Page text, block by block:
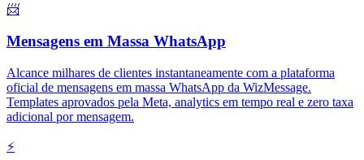
📨
Mensagens em Massa WhatsApp
Alcance milhares de clientes instantaneamente com a plataforma
oficial de mensagens em massa WhatsApp da WizMessage.
Templates aprovados pela Meta, analytics em tempo real e zero taxa
adicional por mensagem.
⚡